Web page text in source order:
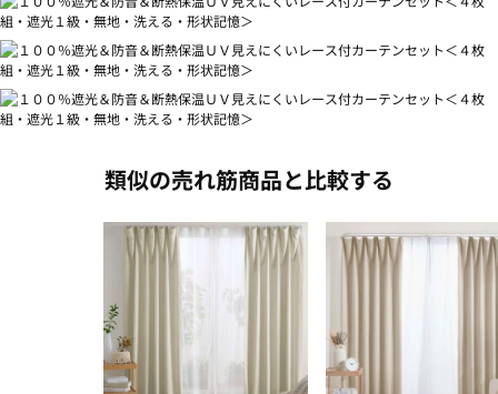
類似の売れ筋商品と比較する